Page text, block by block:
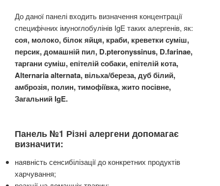
До даної панелі входить визначення концентрації
специфічних імуноглобулінів IgE таких алергенів, як:
соя, молоко, білок яйця, краби, креветки суміш,
персик, домашній пил, D.pteronyssinus, D.farinae,
таргани суміш, епітелій собаки, епітелій кота,
Alternaria alternata, вільха/береза, дуб білий,
амброзія, полин, тимофіївка, жито посівне,
Загальний IgE.
Панель №1 Різні алергени допомагає
визначити:
наявність сенсибілізації до конкретних продуктів
харчування;